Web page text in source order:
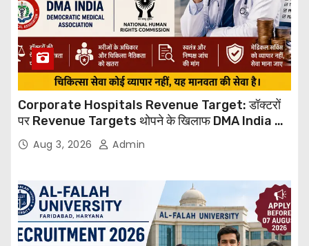
Corporate Hospitals Revenue Target: डॉक्टरों
पर Revenue Targets थोपने के खिलाफ DMA India का
बड़ा कदम, NHRC से Suo Motu जांच की मांग
Aug 3, 2026 Admin